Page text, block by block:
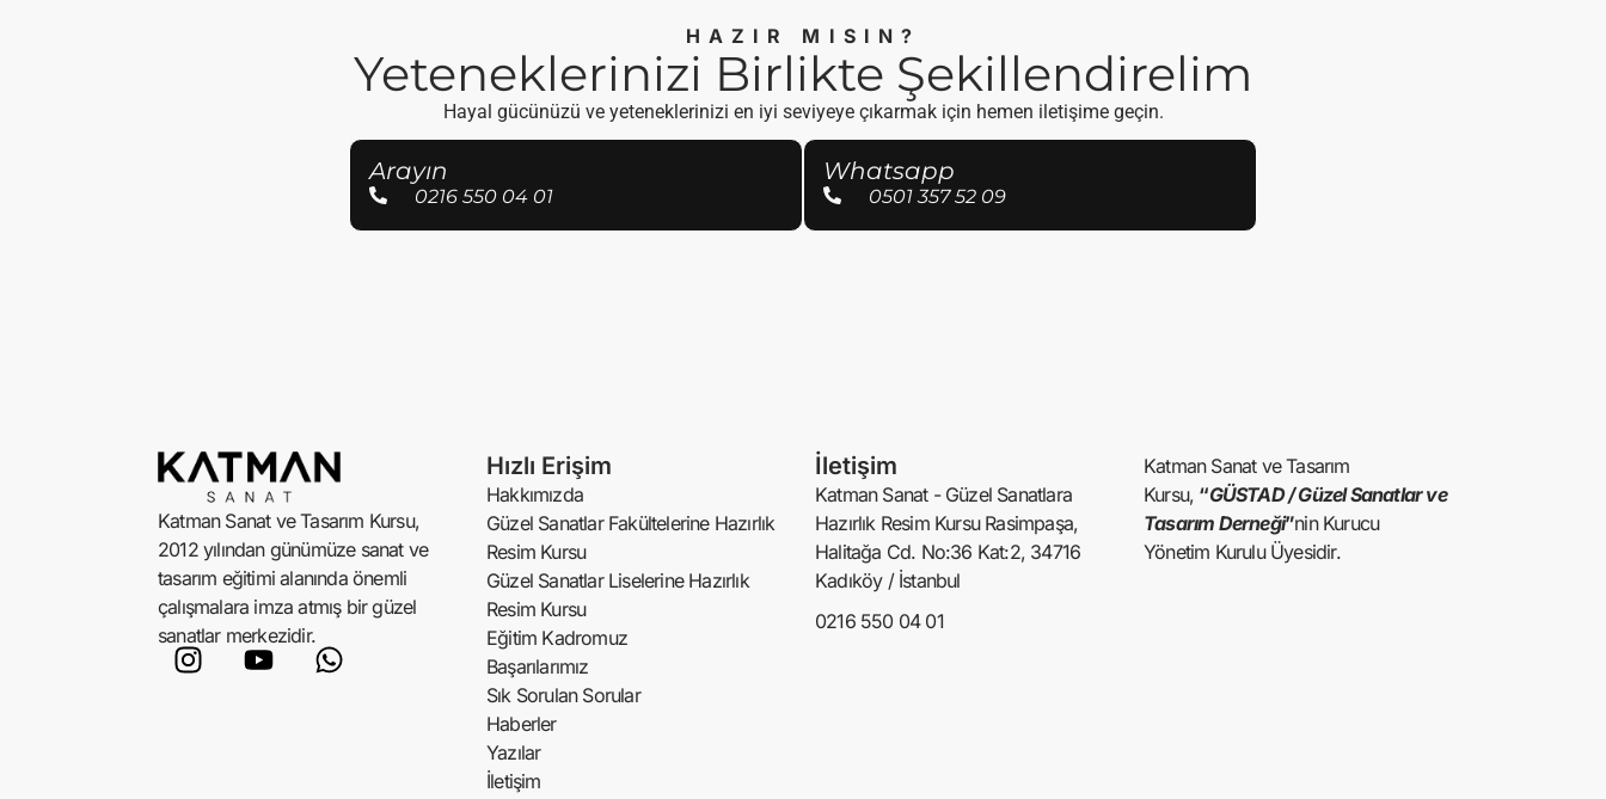
HAZIR MISIN?
Yeteneklerinizi Birlikte Şekillendirelim
Hayal gücünüzü ve yeteneklerinizi en iyi seviyeye çıkarmak için hemen iletişime geçin.
Arayın
0216 550 04 01
Whatsapp
0501 357 52 09
Katman Sanat ve Tasarım Kursu,
2012 yılından günümüze sanat ve
tasarım eğitimi alanında önemli
çalışmalara imza atmış bir güzel
sanatlar merkezidir.
Hızlı Erişim
Hakkımızda
Güzel Sanatlar Fakültelerine Hazırlık
Resim Kursu
Güzel Sanatlar Liselerine Hazırlık
Resim Kursu
Eğitim Kadromuz
Başarılarımız
Sık Sorulan Sorular
Haberler
Yazılar
İletişim
İletişim
Katman Sanat - Güzel Sanatlara
Hazırlık Resim Kursu Rasimpaşa,
Halitağa Cd. No:36 Kat:2, 34716
Kadıköy / İstanbul
0216 550 04 01
Katman Sanat ve Tasarım
Kursu, “GÜSTAD / Güzel Sanatlar ve
Tasarım Derneği”nin Kurucu
Yönetim Kurulu Üyesidir.